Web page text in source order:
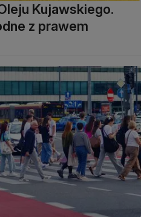
Kujawskiego.
z prawem